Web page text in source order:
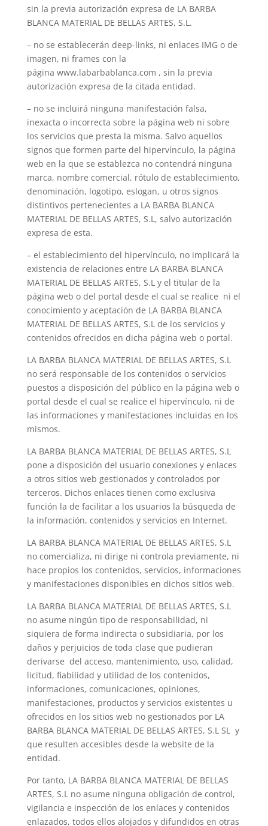
sin la previa autorización expresa de LA BARBA
BLANCA MATERIAL DE BELLAS ARTES, S.L.
– no se establecerán deep-links, ni enlaces IMG o de
imagen, ni frames con la
página www.labarbablanca.com , sin la previa
autorización expresa de la citada entidad.
– no se incluirá ninguna manifestación falsa,
inexacta o incorrecta sobre la página web ni sobre
los servicios que presta la misma. Salvo aquellos
signos que formen parte del hipervínculo, la página
web en la que se establezca no contendrá ninguna
marca, nombre comercial, rótulo de establecimiento,
denominación, logotipo, eslogan, u otros signos
distintivos pertenecientes a LA BARBA BLANCA
MATERIAL DE BELLAS ARTES, S.L, salvo autorización
expresa de esta.
– el establecimiento del hipervínculo, no implicará la
existencia de relaciones entre LA BARBA BLANCA
MATERIAL DE BELLAS ARTES, S.L y el titular de la
página web o del portal desde el cual se realice ni el
conocimiento y aceptación de LA BARBA BLANCA
MATERIAL DE BELLAS ARTES, S.L de los servicios y
contenidos ofrecidos en dicha página web o portal.
LA BARBA BLANCA MATERIAL DE BELLAS ARTES, S.L
no será responsable de los contenidos o servicios
puestos a disposición del público en la página web o
portal desde el cual se realice el hipervínculo, ni de
las informaciones y manifestaciones incluidas en los
mismos.
LA BARBA BLANCA MATERIAL DE BELLAS ARTES, S.L
pone a disposición del usuario conexiones y enlaces
a otros sitios web gestionados y controlados por
terceros. Dichos enlaces tienen como exclusiva
función la de facilitar a los usuarios la búsqueda de
la información, contenidos y servicios en Internet.
LA BARBA BLANCA MATERIAL DE BELLAS ARTES, S.L
no comercializa, ni dirige ni controla previamente, ni
hace propios los contenidos, servicios, informaciones
y manifestaciones disponibles en dichos sitios web.
LA BARBA BLANCA MATERIAL DE BELLAS ARTES, S.L
no asume ningún tipo de responsabilidad, ni
siquiera de forma indirecta o subsidiaria, por los
daños y perjuicios de toda clase que pudieran
derivarse del acceso, mantenimiento, uso, calidad,
licitud, fiabilidad y utilidad de los contenidos,
informaciones, comunicaciones, opiniones,
manifestaciones, productos y servicios existentes u
ofrecidos en los sitios web no gestionados por LA
BARBA BLANCA MATERIAL DE BELLAS ARTES, S.L SL y
que resulten accesibles desde la website de la
entidad.
Por tanto, LA BARBA BLANCA MATERIAL DE BELLAS
ARTES, S.L no asume ninguna obligación de control,
vigilancia e inspección de los enlaces y contenidos
enlazados, todos ellos alojados y difundidos en otras